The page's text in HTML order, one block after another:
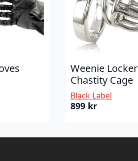
Weenie Locker
Chastity Cage
Black Label
899 kr